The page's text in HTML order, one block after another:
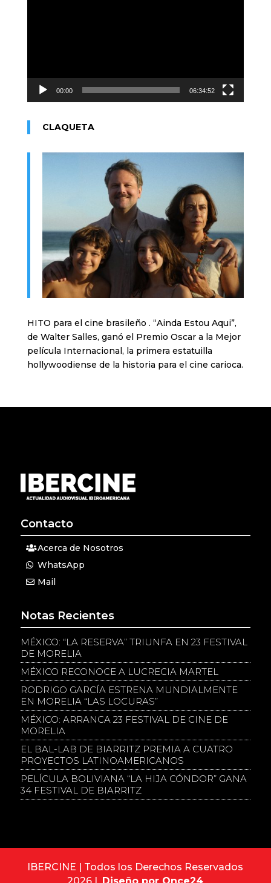
00:00 06:34:52
CLAQUETA
HITO para el cine brasileño . “Ainda Estou Aqui”,
de Walter Salles, ganó el Premio Oscar a la Mejor
película Internacional, la primera estatuilla
hollywoodiense de la historia para el cine carioca.
Contacto
Acerca de Nosotros
WhatsApp
Mail
Notas Recientes
MÉXICO: “LA RESERVA” TRIUNFA EN 23 FESTIVAL
DE MORELIA
MÉXICO RECONOCE A LUCRECIA MARTEL
RODRIGO GARCÍA ESTRENA MUNDIALMENTE
EN MORELIA “LAS LOCURAS”
MÉXICO: ARRANCA 23 FESTIVAL DE CINE DE
MORELIA
EL BAL-LAB DE BIARRITZ PREMIA A CUATRO
PROYECTOS LATINOAMERICANOS
PELÍCULA BOLIVIANA “LA HIJA CÓNDOR” GANA
34 FESTIVAL DE BIARRITZ
IBERCINE | Todos los Derechos Reservados
2026 | Diseño por Once24